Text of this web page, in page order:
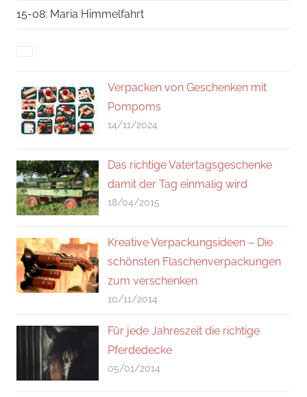
15-08: Maria Himmelfahrt
Verpacken von Geschenken mit
Pompoms
14/11/2024
Das richtige Vatertagsgeschenke
damit der Tag einmalig wird
18/04/2015
Kreative Verpackungsideen – Die
schönsten Flaschenverpackungen
zum verschenken
10/11/2014
Für jede Jahreszeit die richtige
Pferdedecke
05/01/2014